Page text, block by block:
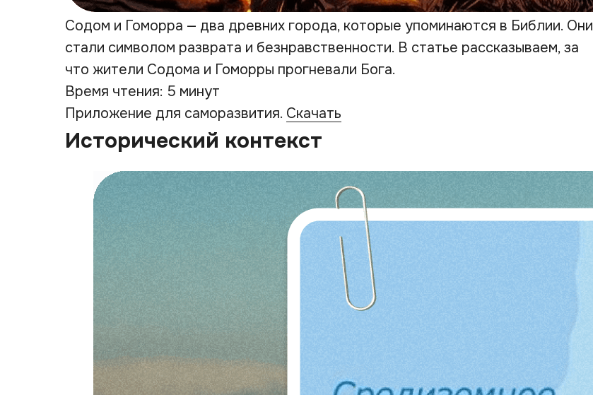
Содом и Гоморра — два древних города, которые упоминаются в Библии. Они
стали символом разврата и безнравственности. В статье рассказываем, за
что жители Содома и Гоморры прогневали Бога.
Время чтения: 5 минут
Приложение для саморазвития. Скачать
Исторический контекст